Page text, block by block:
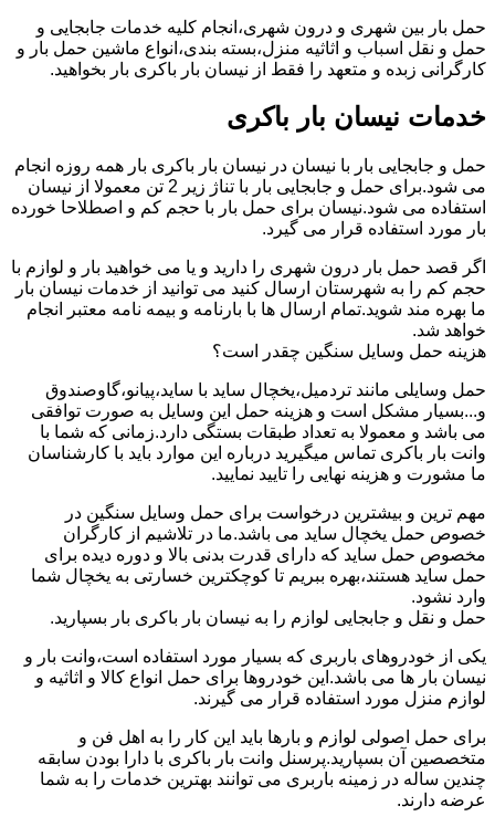
حمل بار بین شهری و درون شهری،انجام کلیه خدمات جابجایی و
حمل و نقل اسباب و اثاثیه منزل،بسته بندی،انواع ماشین حمل بار و
کارگرانی زبده و متعهد را فقط از نیسان بار باکری بار بخواهید.
خدمات نیسان بار باکری
حمل و جابجایی بار با نیسان در نیسان بار باکری بار همه روزه انجام
می شود.برای حمل و جابجایی بار با تناژ زیر 2 تن معمولا از نیسان
استفاده می شود.نیسان برای حمل بار با حجم کم و اصطلاحا خورده
بار مورد استفاده قرار می گیرد.
اگر قصد حمل بار درون شهری را دارید و یا می خواهید بار و لوازم با
حجم کم را به شهرستان ارسال کنید می توانید از خدمات نیسان بار
ما بهره مند شوید.تمام ارسال ها با بارنامه و بیمه نامه معتبر انجام
خواهد شد.
هزینه حمل وسایل سنگین چقدر است؟
حمل وسایلی مانند تردمیل،یخچال ساید با ساید،پیانو،گاوصندوق
و...بسیار مشکل است و هزینه حمل این وسایل به صورت توافقی
می باشد و معمولا به تعداد طبقات بستگی دارد.زمانی که شما با
وانت بار باکری تماس میگیرید درباره این موارد باید با کارشناسان
ما مشورت و هزینه نهایی را تایید نمایید.
مهم ترین و بیشترین درخواست برای حمل وسایل سنگین در
خصوص حمل یخچال ساید می باشد.ما در تلاشیم از کارگران
مخصوص حمل ساید که دارای قدرت بدنی بالا و دوره دیده برای
حمل ساید هستند،بهره ببریم تا کوچکترین خسارتی به یخچال شما
وارد نشود.
حمل و نقل و جابجایی لوازم را به نیسان بار باکری بار بسپارید.
یکی از خودروهای باربری که بسیار مورد استفاده است،وانت بار و
نیسان بار ها می باشد.این خودروها برای حمل انواع کالا و اثاثیه و
لوازم منزل مورد استفاده قرار می گیرند.
برای حمل اصولی لوازم و بارها باید این کار را به اهل فن و
متخصصین آن بسپارید.پرسنل وانت بار باکری با دارا بودن سابقه
چندین ساله در زمینه باربری می توانند بهترین خدمات را به شما
عرضه دارند.